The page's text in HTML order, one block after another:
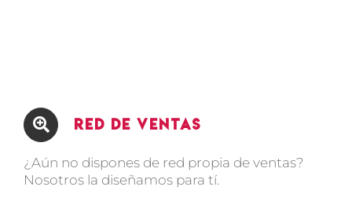
Red de Ventas
¿Aún no dispones de red propia de ventas?
Nosotros la diseñamos para tí.